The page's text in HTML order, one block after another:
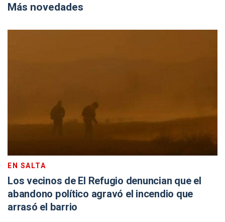
Más novedades
EN SALTA
Los vecinos de El Refugio denuncian que el
abandono político agravó el incendio que
arrasó el barrio